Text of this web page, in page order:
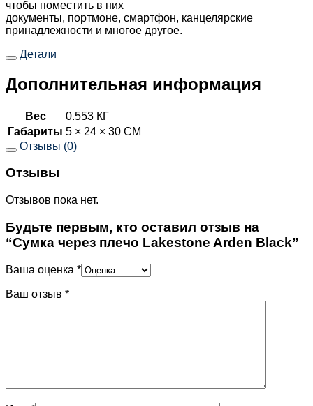
чтобы поместить в них
документы, портмоне, смартфон, канцелярские
принадлежности и многое другое.
Детали
Дополнительная информация
Вес
0.553 КГ
Габариты 5 × 24 × 30 СМ
Отзывы (0)
Отзывы
Отзывов пока нет.
Будьте первым, кто оставил отзыв на
“Сумка через плечо Lakestone Arden Black”
Ваша оценка *
Ваш отзыв *